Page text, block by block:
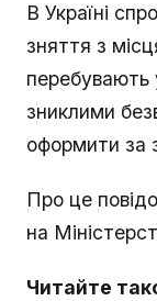
В Україні
зняття з
перебувають
зниклими
оформити за
Про це
на
Читайте